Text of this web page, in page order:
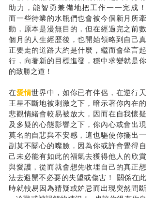
助力，能智勇兼備地把工作一一完成！
而一些待業的水瓶們也會被今個新月所牽
動，原本是漫無目的，但在經過完之前數
個月的人生經歷後，也開始領略到自己真
正要走的道路大約是什麼，繼而會坐言起
行，向著新的目標進發，穩中求變就是你
的致勝之道！
在愛情世界中，如你已有伴侶，在逆行天
王星不斷地被刺激之下，暗示著你內在的
悲觀情緒會較易被放大，因而在自我懷疑
及多疑的心態影響之下，你內心或會出現
莫名的自悲與不安感，這也驅使你擺出一
副莫不關心的嘴臉，因為你或許會覺得自
己未必能有如此的福氣去獲得他人的欣賞
與愛護，從而就會想先收埋自己的真正想
法去避開不必要的失望或傷害！ 關係在此
時就較易因為猜疑或妒忌而出現突然間斷